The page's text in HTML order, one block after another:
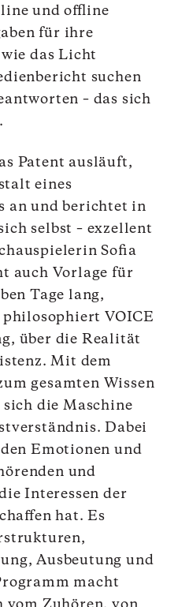
und offline
für ihre
das Licht
suchen
– das sich
Patent ausläuft,
eines
an und berichtet in
selbst – exzellent
Sofia
auch Vorlage für
Tage lang,
VOICE
über die Realität
Mit dem
gesamten Wissen
die Maschine
Dabei
Emotionen und
und
Interessen der
hat. Es
Ausbeutung und
macht